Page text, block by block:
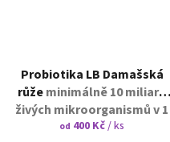
Probiotika LB Damašská
růžeminimálně 10 miliard
živých mikroorganismů v 1
pastilce
od 400 Kč/ ks